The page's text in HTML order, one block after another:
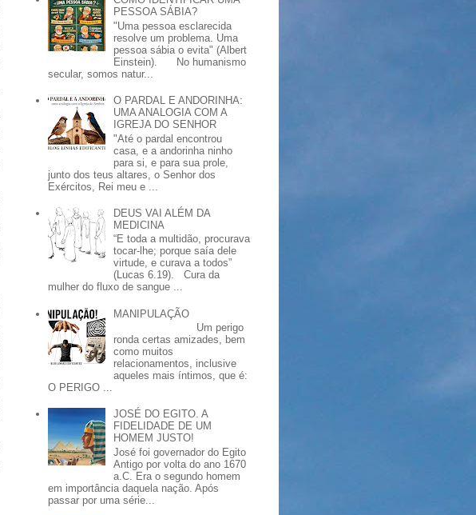
PESSOA SÁBIA?
"Uma pessoa esclarecida
resolve um problema. Uma
pessoa sábia o evita" (Albert
Einstein). No humanismo
secular, somos natur...
O PARDAL E ANDORINHA:
UMA ANALOGIA COM A
IGREJA DO SENHOR
"Até o pardal encontrou
casa, e a andorinha ninho
para si, e para sua prole,
junto dos teus altares, o Senhor dos
Exércitos, Rei meu e ...
DEUS VAI ALÉM DA
MEDICINA
“E toda a multidão, procurava
tocar-lhe; porque saía dele
virtude, e curava a todos”
(Lucas 6.19). Cura da
mulher do fluxo de sangue ...
MANIPULAÇÃO
Um perigo
ronda certas amizades, bem
como muitos
relacionamentos, inclusive
aqueles mais íntimos, que é:
O PERIGO ...
JOSÉ DO EGITO. A
FIDELIDADE DE UM
HOMEM JUSTO!
José foi governador do Egito
Antigo por volta do ano 1670
a.C. Era o segundo homem
em importância daquela nação. Após
passar por uma série...